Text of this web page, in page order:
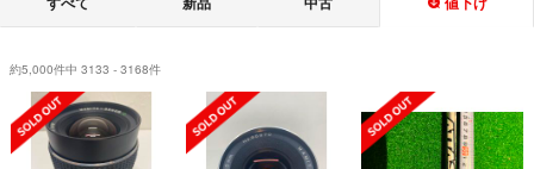
約5,000件中 3133 - 3168件